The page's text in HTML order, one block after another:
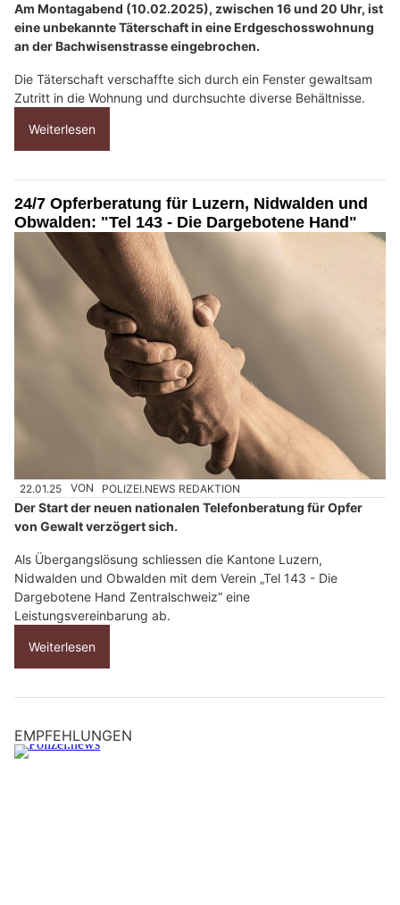
Am Montagabend (10.02.2025), zwischen 16 und 20 Uhr, ist
eine unbekannte Täterschaft in eine Erdgeschosswohnung
an der Bachwisenstrasse eingebrochen.
Die Täterschaft verschaffte sich durch ein Fenster gewaltsam
Zutritt in die Wohnung und durchsuchte diverse Behältnisse.
Weiterlesen
24/7 Opferberatung für Luzern, Nidwalden und
Obwalden: "Tel 143 - Die Dargebotene Hand"
22.01.25 VON POLIZEI.NEWS REDAKTION
Der Start der neuen nationalen Telefonberatung für Opfer
von Gewalt verzögert sich.
Als Übergangslösung schliessen die Kantone Luzern,
Nidwalden und Obwalden mit dem Verein „Tel 143 - Die
Dargebotene Hand Zentralschweiz“ eine
Leistungsvereinbarung ab.
Weiterlesen
EMPFEHLUNGEN